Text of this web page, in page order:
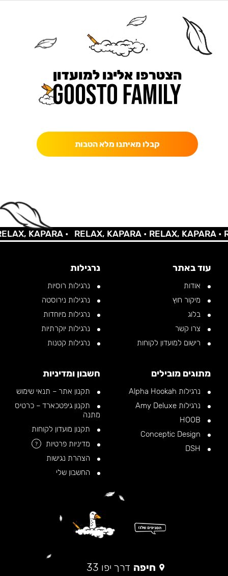
הצטרפו אלינו למועדון
קבלו מאיתנו מלא הטבות
KAPARA • RELAX, KAPARA •RELAX, KAPARA •
עוד באתר
אודות
מיקור חוץ
בלוג
צרו קשר
רישום למועדון לקוחות
נרגילות
נרגילות רוסיות
נרגילות נירוסטה
נרגילות מיוחדות
נרגילות יוקרתיות
נרגילות קטנות
מתוגים מובילים
נרגילות Alpha Hookah
נרגילות Amy Deluxe
חשבון ומדיניות
תקנון אתר – תנאי שימוש
תקנון גיפטכארד – כרטיס
מתנה
תקנון מועדון לקוחות
מדיניות פרטיות
?
הצהרת נגישות
החשבון שלי
חיפה דרך יפו 33